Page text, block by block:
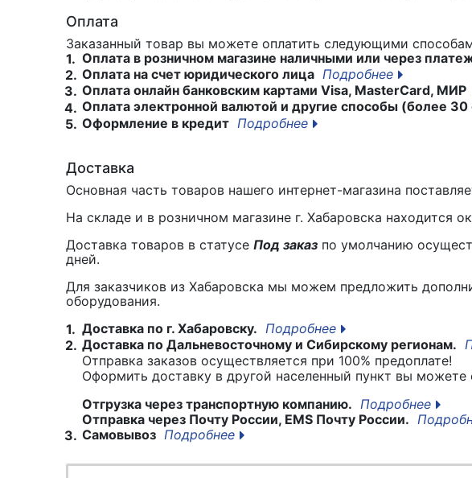
Оплата
Заказанный товар вы можете оплатить следующими
1. Оплата в розничном магазине наличными или через
2. Оплата на счет юридического лица Подробнее
3. Оплата онлайн банковским картами Visa, MasterCard, МИР
4. Оплата электронной валютой и другие способы (более
5. Оформление в кредит Подробнее
Доставка
Основная часть товаров нашего интернет-магазина
На складе и в розничном магазине г. Хабаровска находится
Доставка товаров в статусе Под заказ по умолчанию
дней.
Для заказчиков из Хабаровска мы можем предложить
оборудования.
1. Доставка по г. Хабаровску. Подробнее
2. Доставка по Дальневосточному и Сибирскому регионам.
Отправка заказов осуществляется при 100% предоплате!
Оформить доставку в другой населенный пункт вы
Отгрузка через транспортную компанию. Подробнее
Отправка через Почту России, EMS Почту России.
3. Самовывоз Подробнее